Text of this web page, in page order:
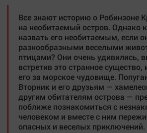
Спецпроект
Статистика
Челябинск космический
Другие рубрики
Bookworms
English version
Online-консультация
Актуальная тема
Все знают историю о Робинзоне
на необитаемый остров. Однако
назвать его необитаемым, если
разнообразными веселыми
птицами? Они очень удивились,
встретив это странное
его за морское чудовище.
Вторник и его друзьям —
другим обитателям острова —
поближе познакомиться с
человеком и вместе с ним
опасных и веселых приключений.